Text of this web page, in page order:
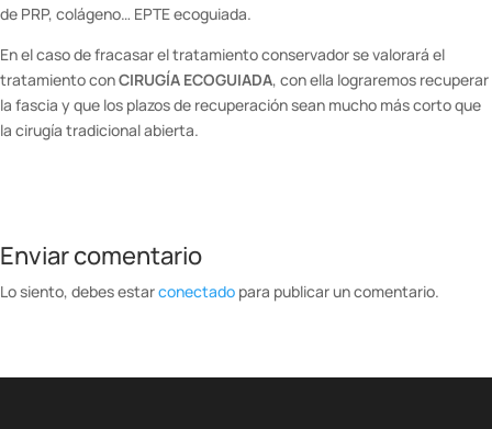
de PRP, colágeno… EPTE ecoguiada.
En el caso de fracasar el tratamiento conservador se valorará el
tratamiento conCIRUGÍA ECOGUIADA, con ella lograremos recuperar
la fascia y que los plazos de recuperación sean mucho más corto que
la cirugía tradicional abierta.
Enviar comentario
Lo siento, debes estarconectado para publicar un comentario.